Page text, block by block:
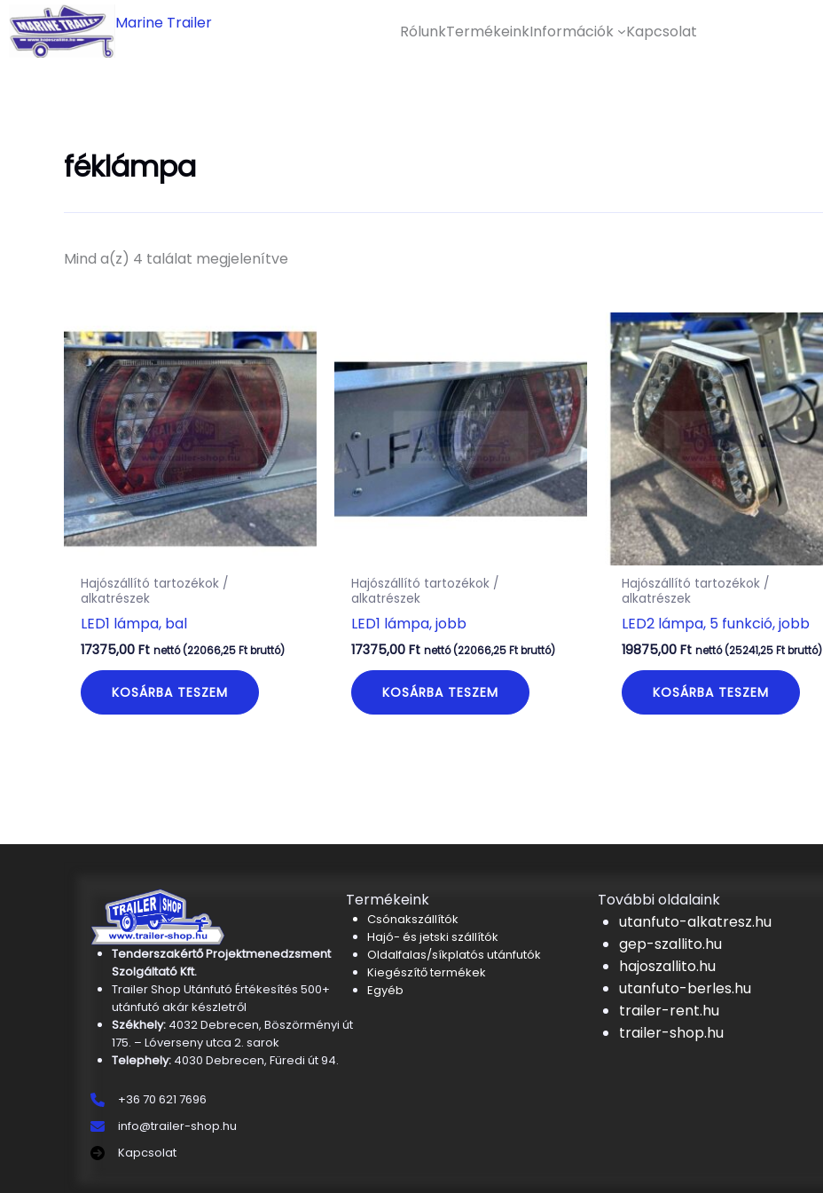
to
content
Marine Trailer RólunkTermékeinkInformációk Kapcsolat
féklámpa
Mind a(z) 4 találat megjelenítve
Hajószállító tartozékok /
alkatrészek
LED1 lámpa, bal
17375,00Ft nettó (22066,25 Ft bruttó)
KOSÁRBA TESZEM
Hajószállító tartozékok /
alkatrészek
LED1 lámpa, jobb
17375,00Ft nettó (22066,25 Ft bruttó)
KOSÁRBA TESZEM
Hajószállító tartozékok /
alkatrészek
LED2 lámpa, 5 funkció, jobb
19875,00Ft nettó (25241,25 Ft bruttó)
KOSÁRBA TESZEM
Tenderszakértő Projektmenedzsment
Szolgáltató Kft.
Trailer Shop Utánfutó Értékesítés 500+
utánfutó akár készletről
Székhely: 4032 Debrecen, Böszörményi út
175. – Lóverseny utca 2. sarok
Telephely: 4030 Debrecen, Füredi út 94.
+36 70 621 7696
info@trailer-shop.hu
Kapcsolat
Termékeink
Csónakszállítók
Hajó- és jetski szállítók
Oldalfalas/síkplatós utánfutók
Kiegészítő termékek
Egyéb
További oldalaink
utanfuto-alkatresz.hu
gep-szallito.hu
hajoszallito.hu
utanfuto-berles.hu
trailer-rent.hu
trailer-shop.hu